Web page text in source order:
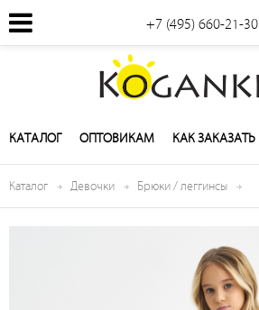
+7 (495) 660-21-30
КАТАЛОГ ОПТОВИКАМ КАК ЗАКАЗАТЬ
Каталог Девочки Брюки / леггинсы